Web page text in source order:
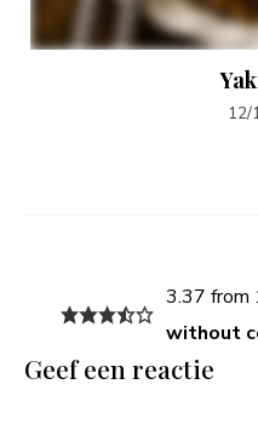
12/
3.37 from
without
Geef een reactie